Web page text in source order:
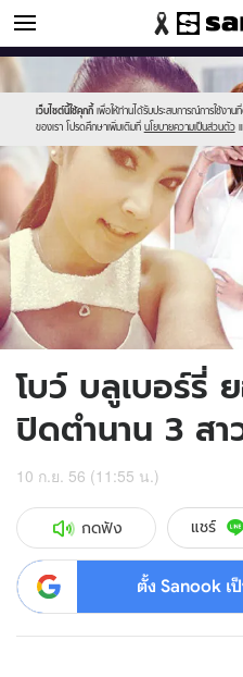
ข่าวบันเทิง
เว็บไซต์นี้ใช้คุกกี้ เพื่อให้ท่านได้รับประสบการณ์การใช้งา
ของเรา โปรดศึกษาเพิ่มเติมที่ นโยบายความเป็นส่วนตัว
Sanook
//s.isanook.com/sr/0/images/
new-
sanook.png
600
60
//s.isanook.com/ns/0/ud/241/
โบว์ บลูเบอร์รี่
ปิดตำนาน 3 สา
10 ก.ย. 56 (11:55 น.)
กดฟัง แชร์
ตั้ง Sanook เ